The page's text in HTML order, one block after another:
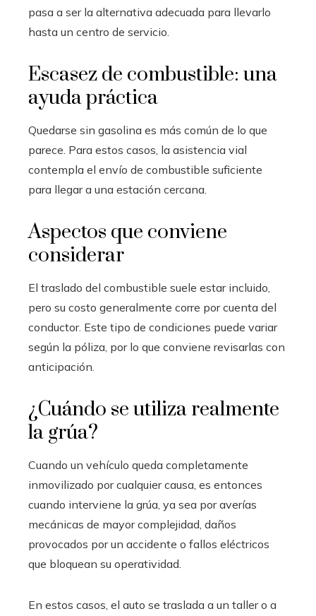
pasa a ser la alternativa adecuada para llevarlo
hasta un centro de servicio.
Escasez de combustible: una
ayuda práctica
Quedarse sin gasolina es más común de lo que
parece. Para estos casos, la asistencia vial
contempla el envío de combustible suficiente
para llegar a una estación cercana.
Aspectos que conviene
considerar
El traslado del combustible suele estar incluido,
pero su costo generalmente corre por cuenta del
conductor. Este tipo de condiciones puede variar
según la póliza, por lo que conviene revisarlas con
anticipación.
¿Cuándo se utiliza realmente
la grúa?
Cuando un vehículo queda completamente
inmovilizado por cualquier causa, es entonces
cuando interviene la grúa, ya sea por averías
mecánicas de mayor complejidad, daños
provocados por un accidente o fallos eléctricos
que bloquean su operatividad.
En estos casos, el auto se traslada a un taller o a